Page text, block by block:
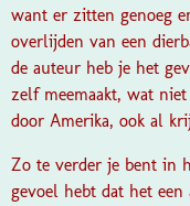
want er zitten genoeg
overlijden van een
de auteur heb je het
zelf meemaakt, wat
door Amerika, ook al
Zo te verder je bent in
gevoel hebt dat het